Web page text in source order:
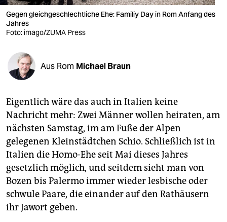
verlag
veranstaltungen
fragen & hilfe
abo
genossenschaft
epaper login
Gegen gleichgeschlechtliche Ehe: Familiy Day in Rom Anfang des
Jahres
Foto: imago/ZUMA Press
Aus Rom Michael Braun
Eigentlich wäre das auch in Italien keine
Nachricht mehr: Zwei Männer wollen heiraten, am
nächsten Samstag, im am Fuße der Alpen
gelegenen Kleinstädtchen Schio. Schließlich ist in
Italien die Homo-Ehe seit Mai dieses Jahres
gesetzlich möglich, und seitdem sieht man von
Bozen bis Palermo immer wieder lesbische oder
schwule Paare, die einander auf den Rathäusern
ihr Jawort geben.